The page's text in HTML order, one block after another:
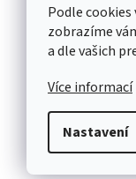
Podle cookies
zobrazíme
a dle vašich
Více informací
Nastavení